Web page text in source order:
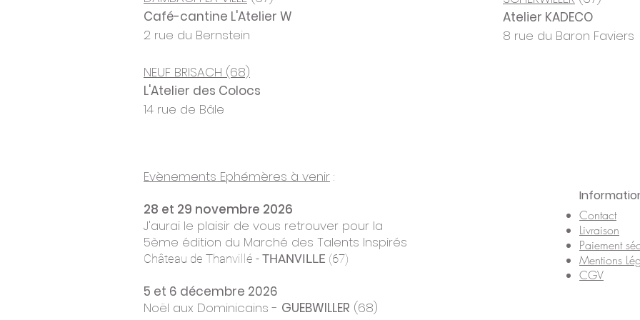
Evènements Ephémères à venir :
28 et 29 novembre 2026
J'aurai le plaisir de vous retrouver pour la
5ème édition du Marché des Talents Inspirés
Château de Thanvillé - THANVILLE (67)
5 et 6 décembre 2026
Noël aux Dominicains - GUEBWILLER (68)
Contact
Livraison
Paiement
Mentions
CGV
Café-cantine L'Atelier W
2 rue du Bernstein
NEUF BRISACH (68)
L'Atelier des Colocs
14 rue de Bâle
Atelier KADECO
8 rue du Baron Faviers